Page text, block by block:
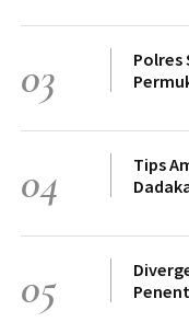
03
Polres
04
Tips
05